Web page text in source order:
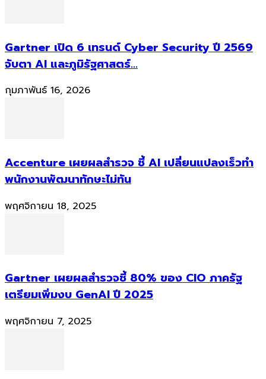
Gartner เปิด 6 เทรนด์ Cyber Security ปี 2569
จับตา AI และภูมิรัฐศาสตร์...
กุมภาพันธ์ 16, 2026
Accenture เผยผลสำรวจ ชี้ AI เปลี่ยนแปลงเร็วทำ
พนักงานพัฒนาทักษะไม่ทัน
พฤศจิกายน 18, 2025
Gartner เผยผลสำรวจชี้ 80% ของ CIO ภาครัฐ
เตรียมเพิ่มงบ GenAI ปี 2025
พฤศจิกายน 7, 2025